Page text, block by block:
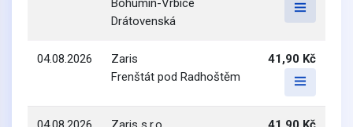
Bohumín-Vrbice
Drátovenská
04.08.2026
Zaris
Frenštát pod Radhoštěm
41,90 Kč